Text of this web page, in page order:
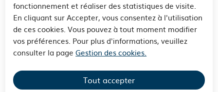
fonctionnement et réaliser des statistiques de visite.
En cliquant sur Accepter, vous consentez à l'utilisation
de ces cookies. Vous pouvez à tout moment modifier
vos préférences. Pour plus d'informations, veuillez
consulter la pageGestion des cookies.
Tout accepter
18 et 19 octobre - Un week-
end pour aborder la pratique
des techniques du néolithique
à la Maison de l'Archéologie